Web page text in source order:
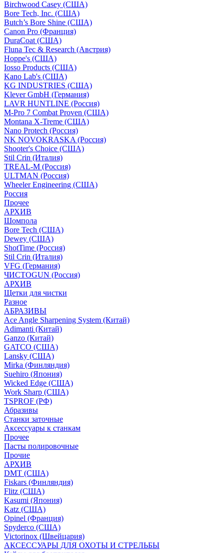
Birchwood Casey (США)
Bore Tech, Inc. (США)
Butch’s Bore Shine (СШA)
Canon Pro (Франция)
DuraCoat (США)
Fluna Tec & Research (Австрия)
Hoppe's (США)
Iosso Products (США)
Kano Lab's (США)
KG INDUSTRIES (США)
Klever GmbH (Германия)
LAVR HUNTLINE (Россия)
M-Pro 7 Combat Proven (СШA)
Montana X-Treme (США)
Nano Protech (Россия)
NK NOVOKRASKA (Россия)
Shooter's Choice (СШA)
Stil Crin (Италия)
TREAL-M (Россия)
ULTMAN (Россия)
Wheeler Engineering (СШA)
Россия
Прочее
АРХИВ
Шомпола
Bore Tech (США)
Dewey (США)
ShotTime (Россия)
Stil Crin (Италия)
VFG (Германия)
ЧИСТОGUN (Россия)
АРХИВ
Щетки для чистки
Разное
АБРАЗИВЫ
Ace Angle Sharpening System (Китай)
Adimanti (Китай)
Ganzo (Китай)
GATCO (США)
Lansky (США)
Mirka (Финляндия)
Suehiro (Япония)
Wicked Edge (США)
Work Sharp (США)
TSPROF (РФ)
Абразивы
Станки заточные
Аксессуары к станкам
Прочее
Пасты полировочные
Прочие
АРХИВ
DMT (США)
Fiskars (Финляндия)
Flitz (США)
Kasumi (Япония)
Katz (США)
Opinel (Франция)
Spyderco (США)
Victorinox (Швейцария)
АКСЕССУАРЫ ДЛЯ ОХОТЫ И СТРЕЛЬБЫ